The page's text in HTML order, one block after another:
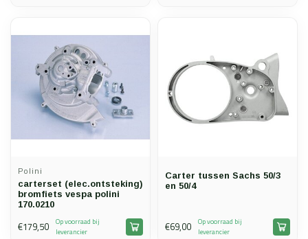
Polini
carterset (elec.ontsteking)
bromfiets vespa polini
170.0210
€179,50
Op voorraad bij
leverancier
Carter tussen Sachs 50/3
en 50/4
€69,00
Op voorraad bij
leverancier